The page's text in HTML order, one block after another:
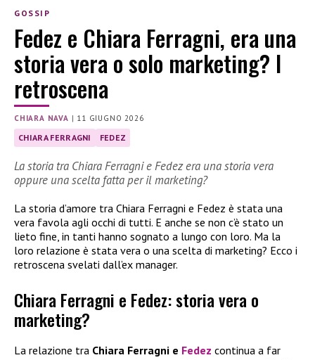
GOSSIP
Fedez e Chiara Ferragni, era una
storia vera o solo marketing? I
retroscena
CHIARA NAVA | 11 GIUGNO 2026
CHIARA FERRAGNI FEDEZ
La storia tra Chiara Ferragni e Fedez era una storia vera
oppure una scelta fatta per il marketing?
La storia d’amore tra Chiara Ferragni e Fedez è stata una
vera favola agli occhi di tutti. E anche se non c’è stato un
lieto fine, in tanti hanno sognato a lungo con loro. Ma la
loro relazione è stata vera o una scelta di marketing? Ecco i
retroscena svelati dall’ex manager.
Chiara Ferragni e Fedez: storia vera o
marketing?
La relazione tra Chiara Ferragni e Fedez continua a far